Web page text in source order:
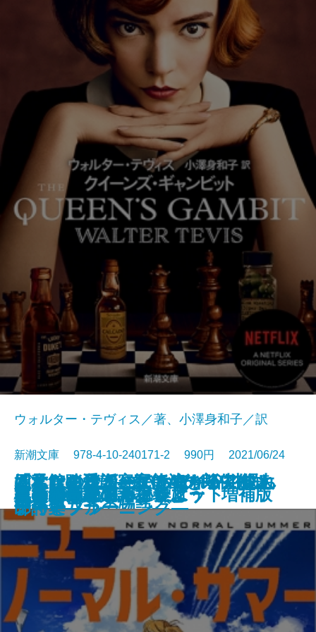
炎舞館の殺人
あなたの後ろにいるだれか―眠れ
ぬ夜の八つの物語―
姫君を喰う話―宇能鴻一郎傑作短
編集―
「私」を受け容れて生きる―父と
母の娘―
マリコ、うまくいくよ
冥界からの電話
さらば南紀の海よ
ざんねんなスパイ
夏の騎士
クイーンズ・ギャンビット
ウォルター・テヴィス／著、小澤身和子／訳
新潮文庫 978-4-10-240171-2 990円 2021/06/24
文庫電子書籍あり
ニューノーマル・サマー
四元館の殺人―探偵AIのリアル・
ディープラーニング―
ぼくはイエローでホワイトで、ち
ょっとブルー
私の少女マンガ講義
ほんのきろく
火のないところに煙は
本当の翻訳の話をしよう 増補版
ハレルヤ！
月まで三キロ
さよならは仮のことば―谷川俊太
郎詩集―